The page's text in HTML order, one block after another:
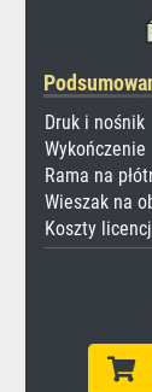
Druk i nośnik
Wykończenie
Rama na
Wieszak na
Koszty